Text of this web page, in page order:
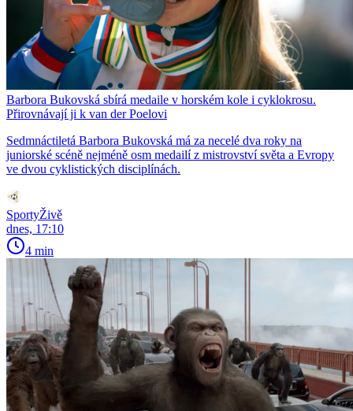
Barbora Bukovská sbírá medaile v horském kole i cyklokrosu.
Přirovnávají ji k van der Poelovi
Sedmnáctiletá Barbora Bukovská má za necelé dva roky na
juniorské scéně nejméně osm medailí z mistrovství světa a Evropy
ve dvou cyklistických disciplínách.
SportyŽivě
dnes, 17:10
4 min